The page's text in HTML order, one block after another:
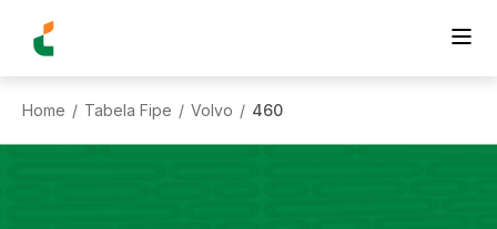
Home / Tabela Fipe / Volvo / 460